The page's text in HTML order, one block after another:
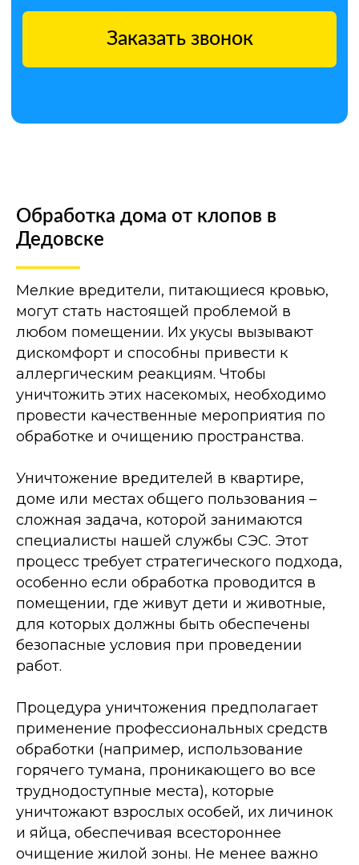
Обработка дома от клопов в
Дедовске
Мелкие вредители, питающиеся кровью,
могут стать настоящей проблемой в
любом помещении. Их укусы вызывают
дискомфорт и способны привести к
аллергическим реакциям. Чтобы
уничтожить этих насекомых, необходимо
провести качественные мероприятия по
обработке и очищению пространства.
Уничтожение вредителей в квартире,
доме или местах общего пользования –
сложная задача, которой занимаются
специалисты нашей службы СЭС. Этот
процесс требует стратегического подхода,
особенно если обработка проводится в
помещении, где живут дети и животные,
для которых должны быть обеспечены
безопасные условия при проведении
работ.
Процедура уничтожения предполагает
применение профессиональных средств
обработки (например, использование
горячего тумана, проникающего во все
труднодоступные места), которые
уничтожают взрослых особей, их личинок
и яйца, обеспечивая всестороннее
очищение жилой зоны. Не менее важно